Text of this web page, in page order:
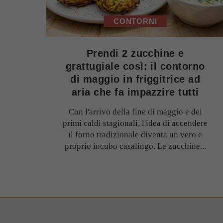
CONTORNI
Prendi 2 zucchine e
grattugiale così: il contorno
di maggio in friggitrice ad
aria che fa impazzire tutti
Con l'arrivo della fine di maggio e dei
primi caldi stagionali, l'idea di accendere
il forno tradizionale diventa un vero e
proprio incubo casalingo. Le zucchine...